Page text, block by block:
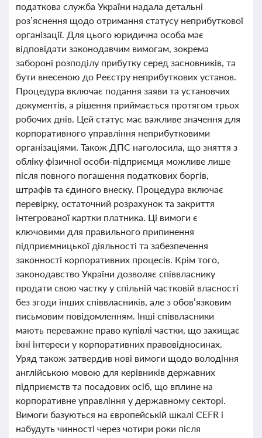
податкова служба України надала детальні
роз’яснення щодо отримання статусу неприбуткової
організації. Для цього юридична особа має
відповідати законодавчим вимогам, зокрема
забороні розподілу прибутку серед засновників, та
бути внесеною до Реєстру неприбуткових установ.
Процедура включає подання заяви та установчих
документів, а рішення приймається протягом трьох
робочих днів. Цей статус має важливе значення для
корпоративного управління неприбутковими
організаціями. Також ДПС наголосила, що зняття з
обліку фізичної особи-підприємця можливе лише
після повного погашення податкових боргів,
штрафів та єдиного внеску. Процедура включає
перевірку, остаточний розрахунок та закриття
інтегрованої картки платника. Ці вимоги є
ключовими для правильного припинення
підприємницької діяльності та забезпечення
законності корпоративних процесів. Крім того,
законодавство України дозволяє співвласнику
продати свою частку у спільній частковій власності
без згоди інших співвласників, але з обов’язковим
письмовим повідомленням. Інші співвласники
мають переважне право купівлі частки, що захищає
їхні інтереси у корпоративних правовідносинах.
Уряд також затвердив нові вимоги щодо володіння
англійською мовою для керівників державних
підприємств та посадових осіб, що вплине на
корпоративне управління у державному секторі.
Вимоги базуються на європейській шкалі CEFR і
набудуть чинності через чотири роки після